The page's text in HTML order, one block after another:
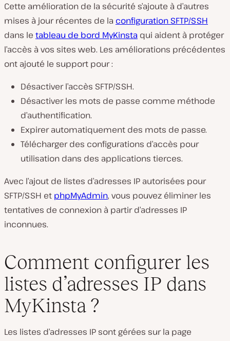
Cette amélioration de la sécurité s’ajoute à d’autres
mises à jour récentes de la configuration SFTP/SSH
dans le tableau de bord MyKinsta qui aident à protéger
l’accès à vos sites web. Les améliorations précédentes
ont ajouté le support pour :
Désactiver l’accès SFTP/SSH.
Désactiver les mots de passe comme méthode
d’authentification.
Expirer automatiquement des mots de passe.
Télécharger des configurations d’accès pour
utilisation dans des applications tierces.
Avec l’ajout de listes d’adresses IP autorisées pour
SFTP/SSH et phpMyAdmin, vous pouvez éliminer les
tentatives de connexion à partir d’adresses IP
inconnues.
Comment configurer les
listes d’adresses IP dans
MyKinsta ?
Les listes d’adresses IP sont gérées sur la page